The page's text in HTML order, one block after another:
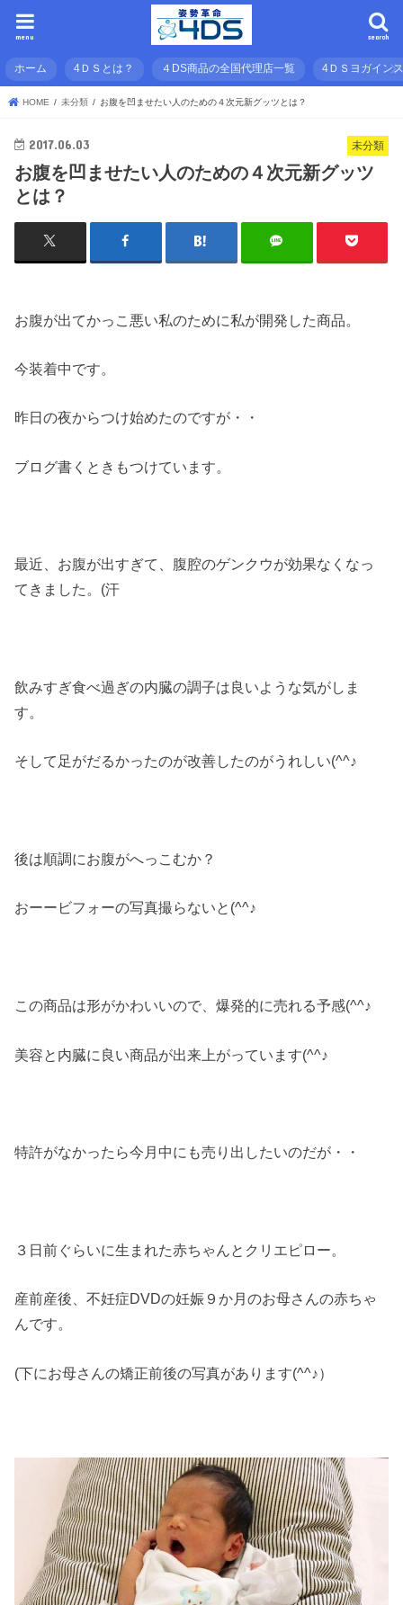
search
menu
ホーム 4ＤＳとは？ ４DS商品の全国代理店一覧 4ＤＳヨガイン
HOME 未分類 お腹を凹ませたい人のための４次元新グッツとは？
未分類
2017.06.03
お腹を凹ませたい人のための４次元新グッツ
とは？
お腹が出てかっこ悪い私のために私が開発した商品。
今装着中です。
昨日の夜からつけ始めたのですが・・
ブログ書くときもつけています。
最近、お腹が出すぎて、腹腔のゲンクウが効果なくなっ
てきました。(汗
飲みすぎ食べ過ぎの内臓の調子は良いような気がしま
す。
そして足がだるかったのが改善したのがうれしい(^^♪
後は順調にお腹がへっこむか？
おーービフォーの写真撮らないと(^^♪
この商品は形がかわいいので、爆発的に売れる予感(^^♪
美容と内臓に良い商品が出来上がっています(^^♪
特許がなかったら今月中にも売り出したいのだが・・
３日前ぐらいに生まれた赤ちゃんとクリエピロー。
産前産後、不妊症DVDの妊娠９か月のお母さんの赤ちゃ
んです。
(下にお母さんの矯正前後の写真があります(^^♪）